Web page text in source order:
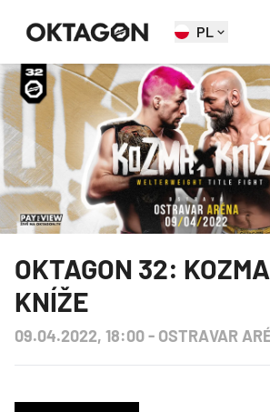
PL
OKTAGON 32:
KNÍŽE
09.04.2022, 18:00- OSTRAVAR